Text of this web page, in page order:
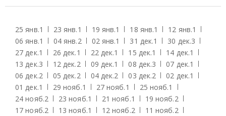
25 янв.1 23 янв.1 19 янв.1 18 янв.1 12 янв.1
06 янв.1 04 янв.2 02 янв.1 31 дек.1 30 дек.3
27 дек.1 26 дек.1 22 дек.1 15 дек.1 14 дек.1
13 дек.3 12 дек.2 09 дек.1 08 дек.3 07 дек.1
06 дек.2 05 дек.2 04 дек.2 03 дек.2 02 дек.1
01 дек.1 29 нояб.1 27 нояб.1 25 нояб.1
24 нояб.2 23 нояб.1 21 нояб.1 19 нояб.2
17 нояб.2 13 нояб.1 12 нояб.2 11 нояб.2